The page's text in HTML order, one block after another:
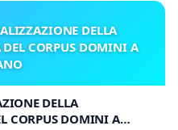
DELLA
DEL CORPUS DOMINI A
DELLA
CORPUS DOMINI A